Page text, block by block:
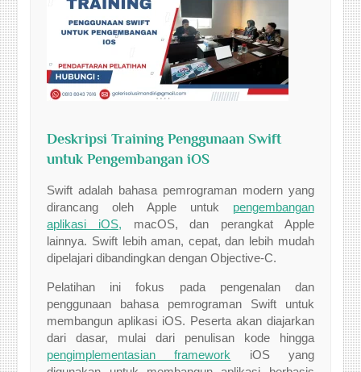
Deskripsi Training Penggunaan Swift
untuk Pengembangan iOS
Swift adalah bahasa pemrograman modern yang
dirancang oleh Apple untuk pengembangan
aplikasi iOS, macOS, dan perangkat Apple
lainnya. Swift lebih aman, cepat, dan lebih mudah
dipelajari dibandingkan dengan Objective-C.
Pelatihan ini fokus pada pengenalan dan
penggunaan bahasa pemrograman Swift untuk
membangun aplikasi iOS. Peserta akan diajarkan
dari dasar, mulai dari penulisan kode hingga
pengimplementasian framework iOS yang